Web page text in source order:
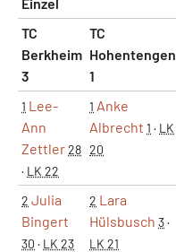
TC
Berkheim
3
TC
Hohentengen
1
1 Lee-
Ann
Zettler28
· LK 22
1 Anke
Albrecht 1 · LK
20
2 Julia
Bingert
30 · LK 23
2 Lara
Hülsbusch 3·
LK 21